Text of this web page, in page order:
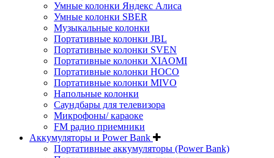
Умные колонки Яндекс Алиса
Умные колонки SBER
Музыкальные колонки
Портативные колонки JBL
Портативные колонки SVEN
Портативные колонки XIAOMI
Портативные колонки HOCO
Портативные колонки MIVO
Напольные колонки
Саундбары для телевизора
Микрофоны/ караоке
FM радио приемники
Аккумуляторы и Power Bank
Портативные аккумуляторы (Power Bank)